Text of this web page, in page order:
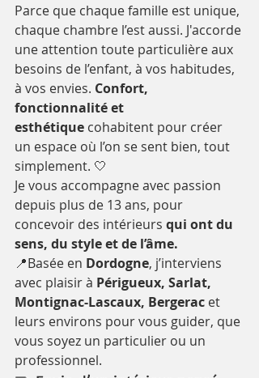
Parce que chaque famille est unique,
chaque chambre l’est aussi. J'accorde
une attention toute particulière aux
besoins de l’enfant, à vos habitudes,
à vos envies. Confort,
fonctionnalité et
esthétique cohabitent pour créer
un espace où l’on se sent bien, tout
simplement. 🤍
Je vous accompagne avec passion
depuis plus de 13 ans, pour
concevoir des intérieurs qui ont du
sens, du style et de l’âme.
📍Basée en Dordogne, j’interviens
avec plaisir à Périgueux, Sarlat,
Montignac-Lascaux, Bergerac et
leurs environs pour vous guider, que
vous soyez un particulier ou un
professionnel.